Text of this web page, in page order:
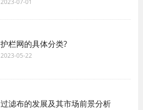
2023-07-01
护栏网的具体分类?
2023-05-22
过滤布的发展及其市场前景分析